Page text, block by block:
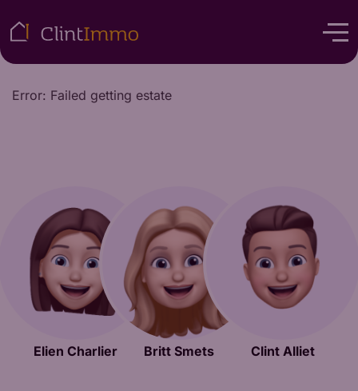
Error: Failed getting estate
Clint Alliet
Britt Smets
Elien Charlier